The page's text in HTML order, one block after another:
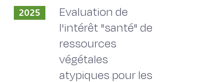
2025
Evaluation de
l'intérêt "santé" de
ressources
végétales
atypiques pour les